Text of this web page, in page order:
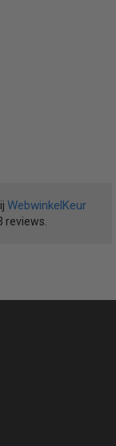
WebwinkelKeur
reviews.